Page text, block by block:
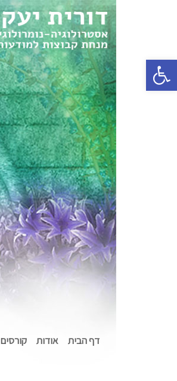
פתח סרגל נגישות
דף הבית אודות קורסים